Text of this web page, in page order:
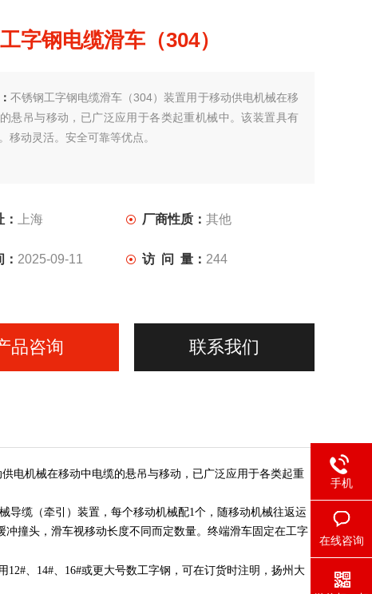
字钢电缆滑车（304）
不锈钢工字钢电缆滑车（304）装置用于移动供电机械在移
悬吊与移动，已广泛应用于各类起重机械中。该装置具有
移动灵活。安全可靠等优点。
上海 厂商性质：其他
2025-09-11 访 问 量： 244
品咨询 联系我们
电机械在移动中电缆的悬吊与移动，已广泛应用于各类起重
导缆（牵引）装置，每个移动机械配1个，随移动机械往返运
撞头，滑车视移动长度不同而定数量。终端滑车固定在工字
12#、 14#、 16#或更大号数工字钢，可在订货时注明，扬州大
手机
在线咨询